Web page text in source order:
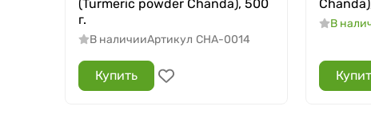
(Turmeric powder Chanda), 500
г.
В наличииАртикул CHA-0014
Купить
В